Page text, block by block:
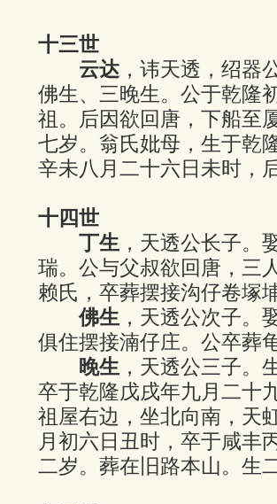
十三世
云达，讳天透，绍器
佛生、三晚生。公于乾隆
祖。后因欲回唐，下船至
七岁。翁氏妣母，生于乾
辛未八月二十六日未时，
十四世
丁生 ，天透公长子。
瑞。公与父叔欲回唐，三
赖氏，卒葬摆接沟仔卷塚
佛生 ，天透公次子。
俱住摆接湳仔庄。公卒葬
晚生 ，天透公三子。
卒于乾隆戊戌年九月二十
祖屋右边，坐北向南，天
月初六日丑时，卒于咸丰
二岁。葬在旧路本山。生